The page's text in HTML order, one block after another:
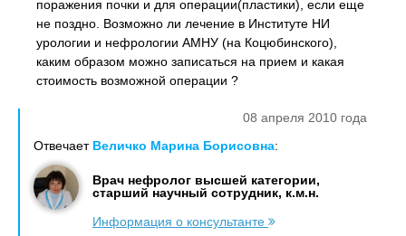
поражения почки и для операции(пластики), если еще
не поздно. Возможно ли лечение в Институте НИ
урологии и нефрологии АМНУ (на Коцюбинского),
каким образом можно записаться на прием и какая
стоимость возможной операции ?
08 апреля 2010 года
Отвечает Величко Марина Борисовна:
Врач нефролог высшей категории,
старший научный сотрудник, к.м.н.
Информация о консультанте